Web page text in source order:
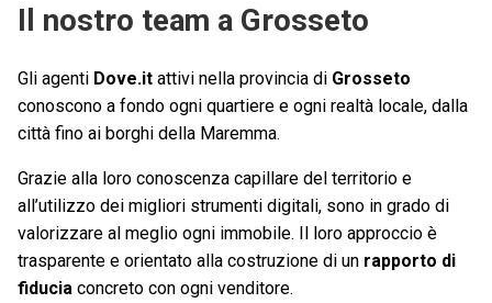
Il nostro team a Grosseto
Gli agenti Dove.it attivi nella provincia di Grosseto
conoscono a fondo ogni quartiere e ogni realtà locale, dalla
città fino ai borghi della Maremma.
Grazie alla loro conoscenza capillare del territorio e
all’utilizzo dei migliori strumenti digitali, sono in grado di
valorizzare al meglio ogni immobile. Il loro approccio è
trasparente e orientato alla costruzione di un rapporto di
fiducia concreto con ogni venditore.